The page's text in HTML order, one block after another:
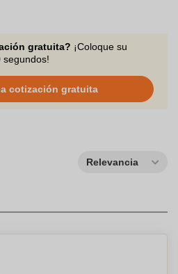
destaque en cada sorbo.
gratuita? ¡Coloque su
segundos!
cotización gratuita
Relevancia